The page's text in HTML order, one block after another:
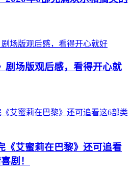
剧场版观后感，看得开心就
《艾蜜莉在巴黎》还可追看
剧！